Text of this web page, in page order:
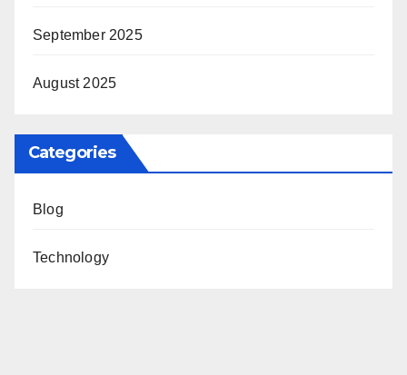
September 2025
August 2025
Categories
Blog
Technology